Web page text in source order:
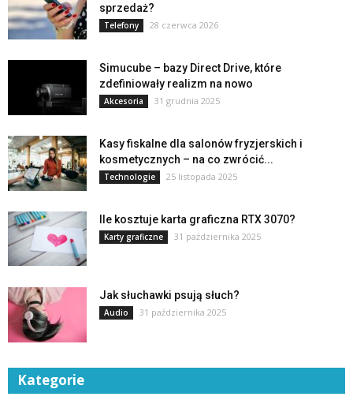
sprzedaż?
Telefony 28 czerwca 2026
Simucube – bazy Direct Drive, które
zdefiniowały realizm na nowo
Akcesoria 31 grudnia 2025
Kasy fiskalne dla salonów fryzjerskich i
kosmetycznych – na co zwrócić...
Technologie 25 listopada 2025
Ile kosztuje karta graficzna RTX 3070?
Karty graficzne 31 października 2025
Jak słuchawki psują słuch?
Audio 31 października 2025
Kategorie